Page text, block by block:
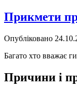
Прикмети
Опубліковано
Багато хто вважає
Причини і